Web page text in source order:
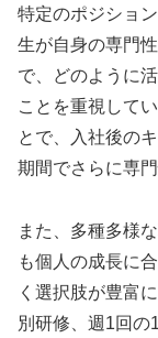
特定のポジショ
生が自身の専門
で、どのように
ことを重視して
とで、入社後の
期間でさらに専
また、多種多様
も個人の成長に
く選択肢が豊富
別研修、週1回の